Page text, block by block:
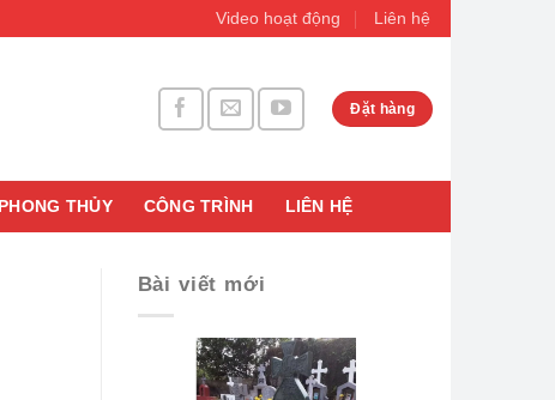
Video hoạt động Liên hệ
Đặt hàng
PHONG THỦY CÔNG TRÌNH LIÊN HỆ
Bài viết mới